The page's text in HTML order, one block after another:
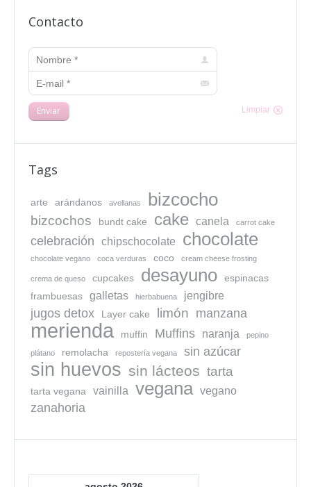
Contacto
Nombre *
E-mail *
Enviar Limpiar
Tags
arte arándanos avellanas bizcocho
bizcochos bundt cake cake canela carrot cake
celebración chipschocolate chocolate
chocolate vegano coca verduras coco cream cheese frosting
crema de queso cupcakes desayuno
espinacas
frambuesas
galletas hierbabuena jengibre
jugos detox Layer cake limón manzana
merienda muffin Muffins naranja pepino
plátano remolacha repostería vegana sin azúcar
sin huevos sin lácteos tarta
tarta vegana vainilla vegana vegano
zanahoria